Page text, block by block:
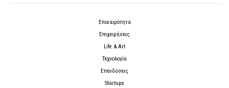
Επικαιρότητα
Επιχειρήσεις
Life & Art
Τεχνολογία
Επενδύσεις
Startups